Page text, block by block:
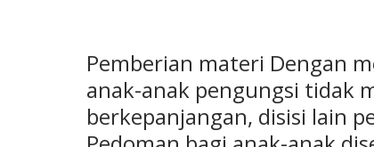
Pemberian materi Dengan
anak-anak pengungsi tidak
berkepanjangan, disisi lain